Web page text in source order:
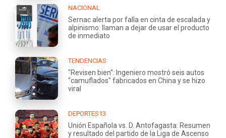
NACIONAL
Sernac alerta por falla en cinta de escalada y
alpinismo: llaman a dejar de usar el producto
de inmediato
TENDENCIAS
"Revisen bien": Ingeniero mostró seis autos
"camuflados" fabricados en China y se hizo
viral
DEPORTES13
Unión Española vs. D. Antofagasta: Resumen
y resultado del partido de la Liga de Ascenso